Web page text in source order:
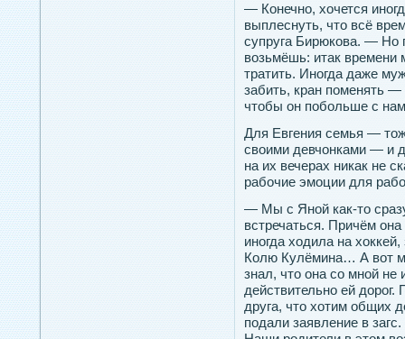
— Конечно, хочется
выплеснуть, что всё
супруга Бирюкова. —
возьмёшь: итак времени
тратить. Иногда даже
забить, кран поменять
чтобы он побольше с
Для Евгения семья —
своими девчонками — и
на их вечерах никак не
рабочие эмоции для
— Мы с Яной как-то
встречаться. Причём
иногда ходила на
Колю Кулёмина… А вот
знал, что она со мной не
действительно ей
друга, что хотим общих
подали заявление в